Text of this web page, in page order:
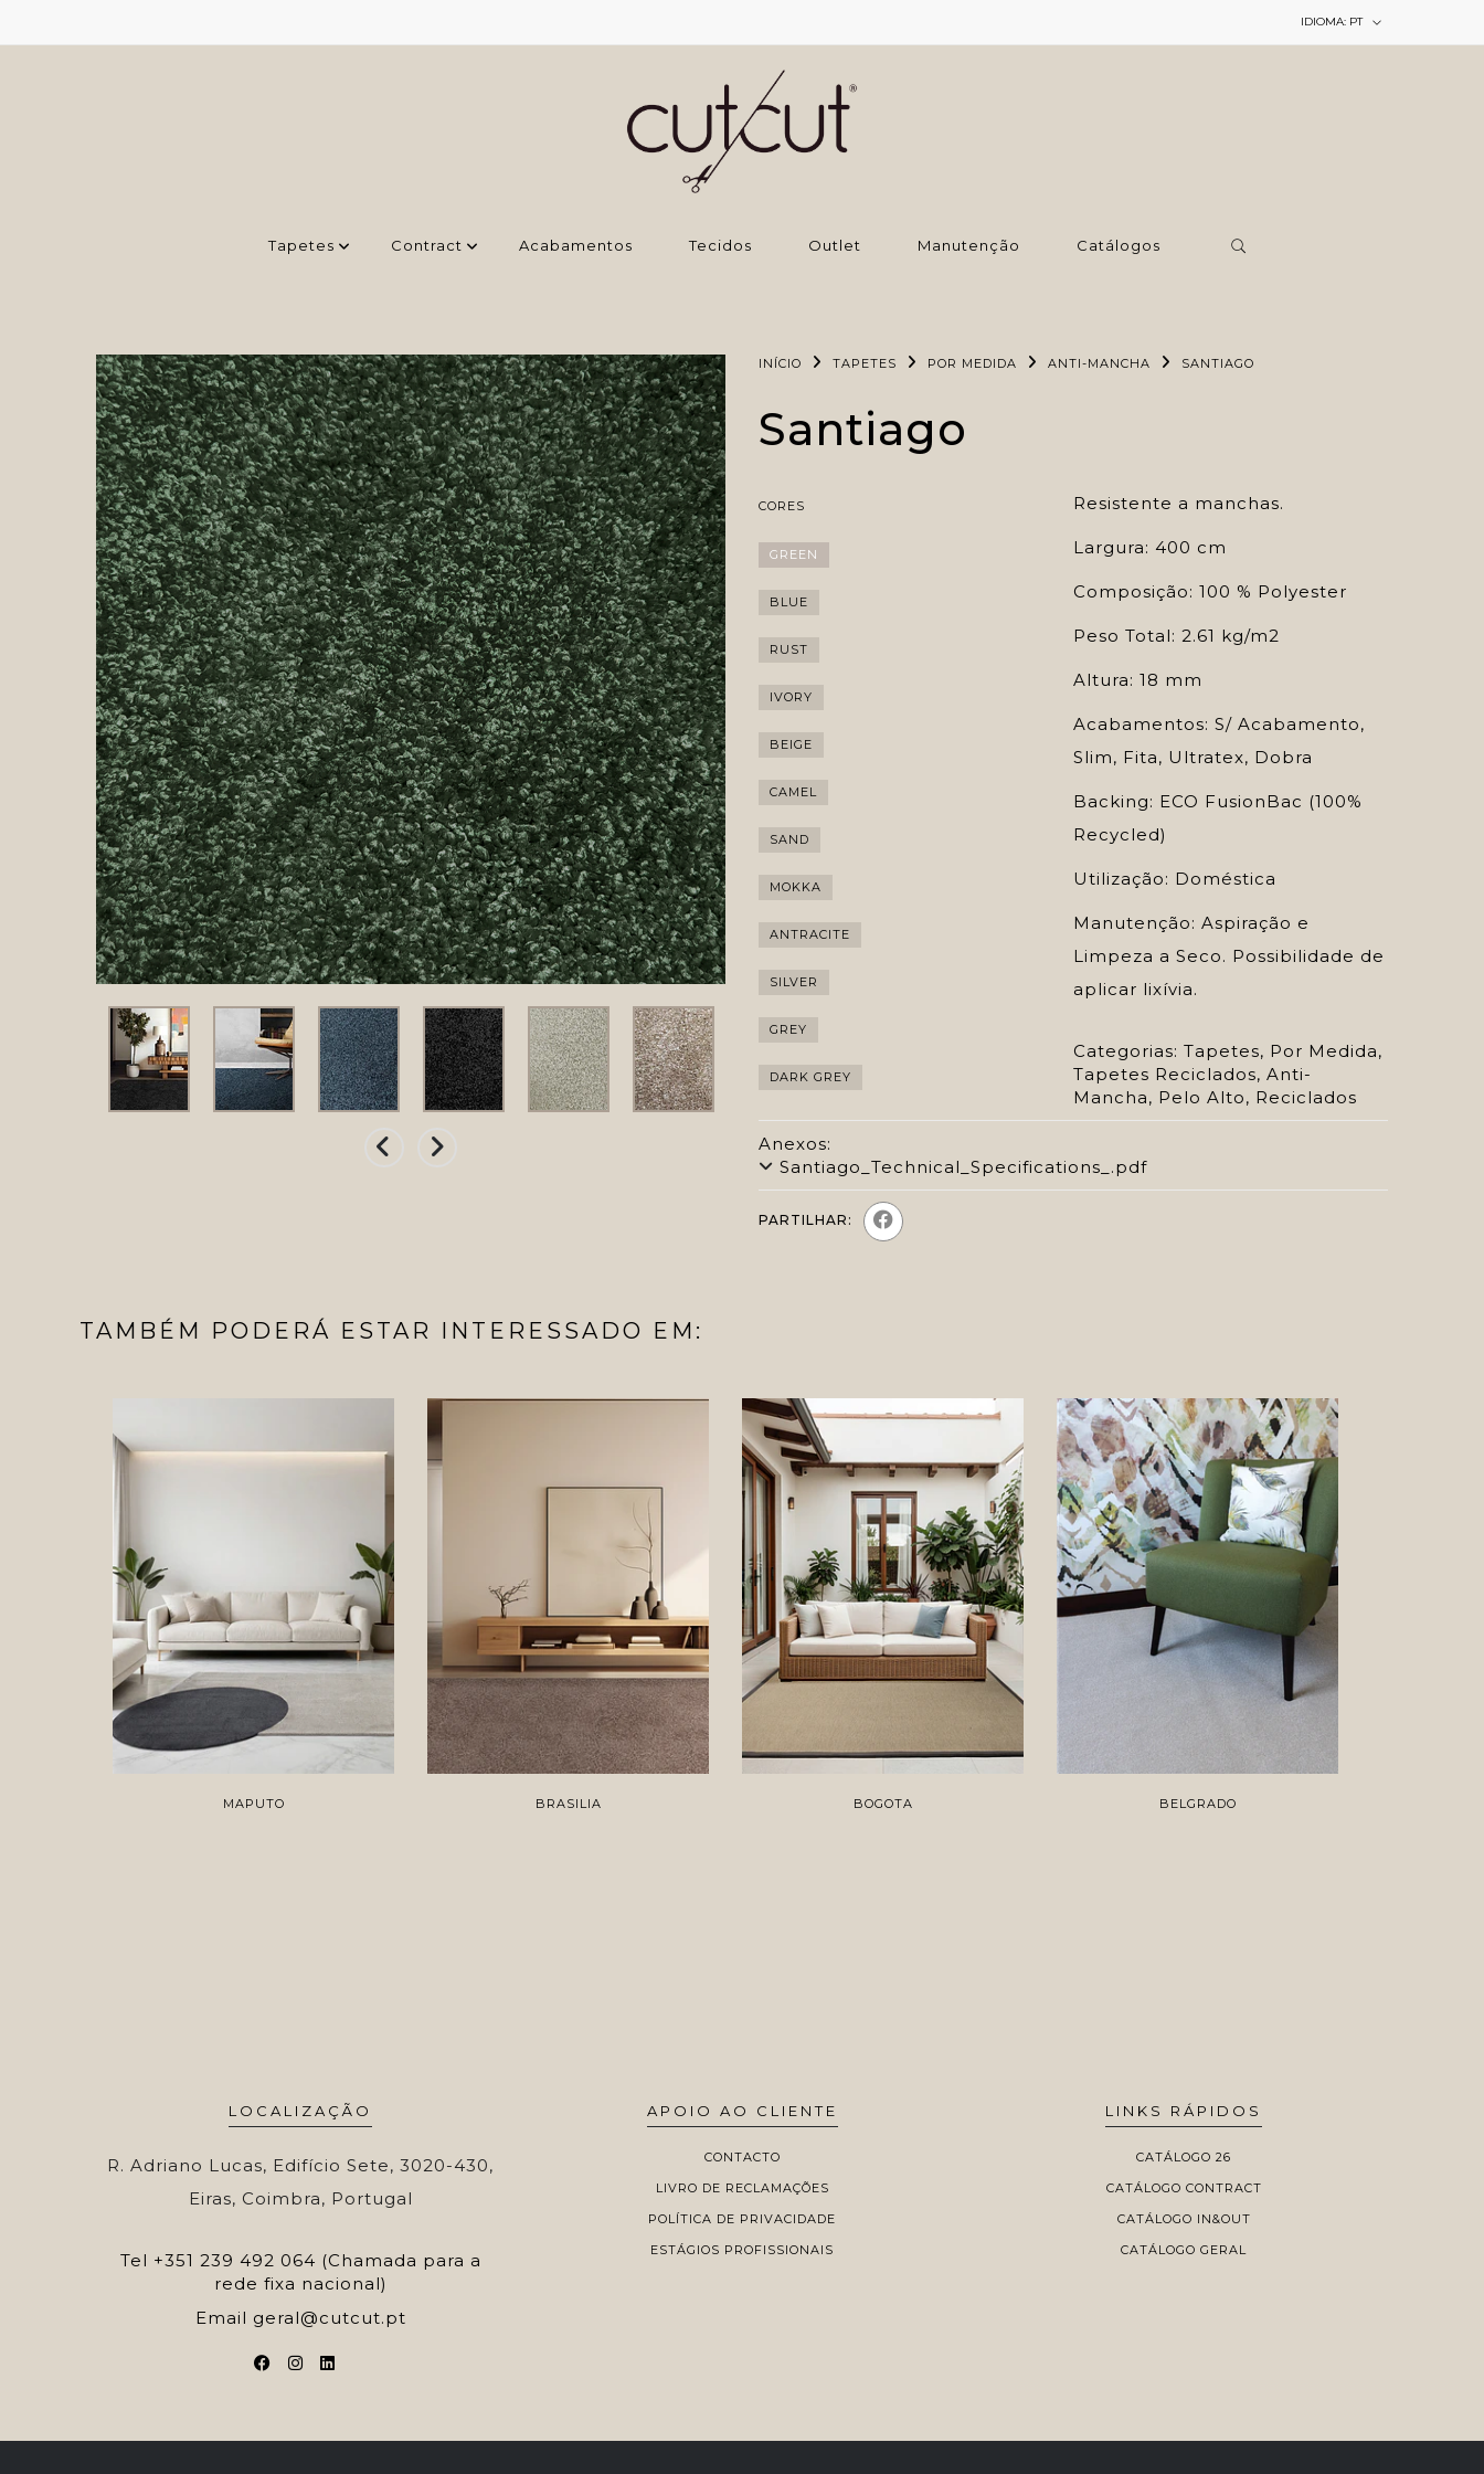
IDIOMA: PT
Tapetes Contract ‌Acabamentos Tecidos Outlet Manutenção Catálogos
INÍCIO TAPETES POR MEDIDA ANTI-MANCHA SANTIAGO
Santiago
CORES
GREEN
BLUE
RUST
IVORY
BEIGE
CAMEL
SAND
MOKKA
ANTRACITE
SILVER
GREY
DARK GREY
Resistente a manchas.
Largura: 400 cm
Composição: 100 % Polyester
Peso Total: 2.61 kg/m2
Altura: 18 mm
Acabamentos: S/ Acabamento,
Slim, Fita, Ultratex, Dobra
Backing: ECO FusionBac (100%
Recycled)
Utilização: Doméstica
Manutenção: Aspiração e
Limpeza a Seco. Possibilidade de
aplicar lixívia.
Categorias: Tapetes, Por Medida,
Tapetes Reciclados, Anti-
Mancha, Pelo Alto, Reciclados
Anexos:
Santiago_Technical_Specifications_.pdf
PARTILHAR:
TAMBÉM PODERÁ ESTAR INTERESSADO EM:
MAPUTO BRASILIA BOGOTA BELGRADO
LOCALIZAÇÃO
R. Adriano Lucas, Edifício Sete, 3020-430,
Eiras, Coimbra, Portugal
Tel +351 239 492 064 (Chamada para a
rede fixa nacional)
Email geral@cutcut.pt
APOIO AO CLIENTE
CONTACTO
LIVRO DE RECLAMAÇÕES
POLÍTICA DE PRIVACIDADE
ESTÁGIOS PROFISSIONAIS
LINKS RÁPIDOS
CATÁLOGO 26
CATÁLOGO CONTRACT
CATÁLOGO IN&OUT
CATÁLOGO GERAL